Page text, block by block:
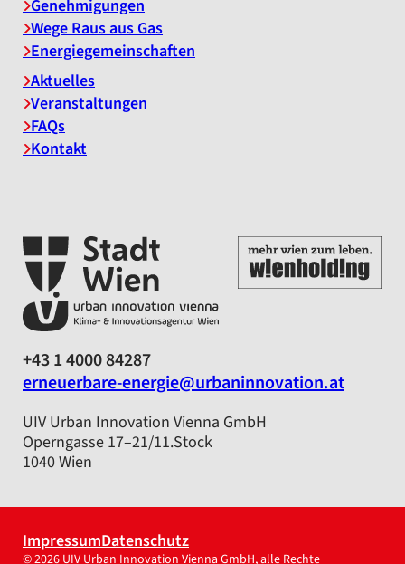
Genehmigungen
Wege Raus aus Gas
Energiegemeinschaften
Aktuelles
Veranstaltungen
FAQs
Kontakt
+43 1 4000 84287
erneuerbare-energie@urbaninnovation.at
UIV Urban Innovation Vienna GmbH
Operngasse 17–21/11.Stock
1040 Wien
© 2026 UIV Urban Innovation Vienna GmbH, alle Rechte
ImpressumDatenschutz